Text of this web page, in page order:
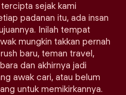
sejak kami
padanan itu, ada insan
Inilah tempat
mungkin takkan pernah
baru, teman travel,
dan akhirnya jadi
awak cari, atau belum
untuk memikirkannya.